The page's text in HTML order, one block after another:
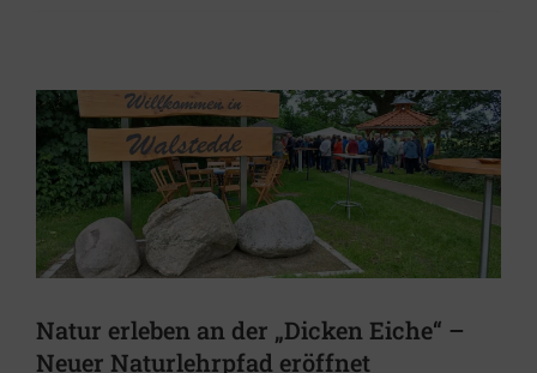
Natur erleben an der „Dicken Eiche“ –
Neuer Naturlehrpfad eröffnet